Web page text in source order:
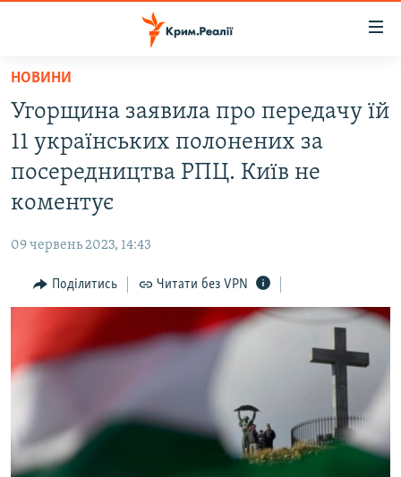
Перейти
основного
матеріалу
Перейти
до
основної
Перейти
пошуку
ВОДА.КРИМ
ВІДЕО ТА ФОТО
ПОГЛЯД
ІНТЕРВ'Ю
ВСЕ ЗА ДЕНЬ
СПЕЦПРОЕКТИ
ВІДЕОУРОКИ «ELIFBE»
СВІДЧЕННЯ ОКУПАЦІЇ
Русский
Qırımtatar
НОВИНИ
Угорщина заявила про передачу їй
11 українських полонених за
посередництва РПЦ. Київ не
коментує
09 червень 2023, 14:43
Поділитись Читати без VPN